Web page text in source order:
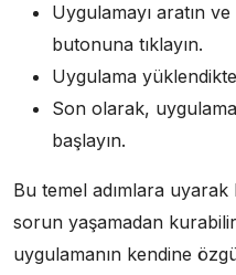
Uygulamayı aratın
butonuna tıklayın.
Uygulama
Son olarak,
başlayın.
Bu temel adımlara
sorun yaşamadan
uygulamanın kendine